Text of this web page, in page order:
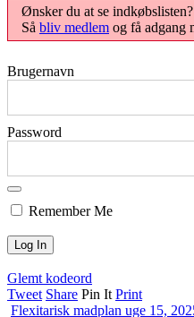
Ønsker du at se indkøbslisten?
Så bliv medlem og få adgang
Brugernavn
Password
Remember Me
Glemt kodeord
Tweet Share Pin It Print
Flexitarisk madplan uge 15,